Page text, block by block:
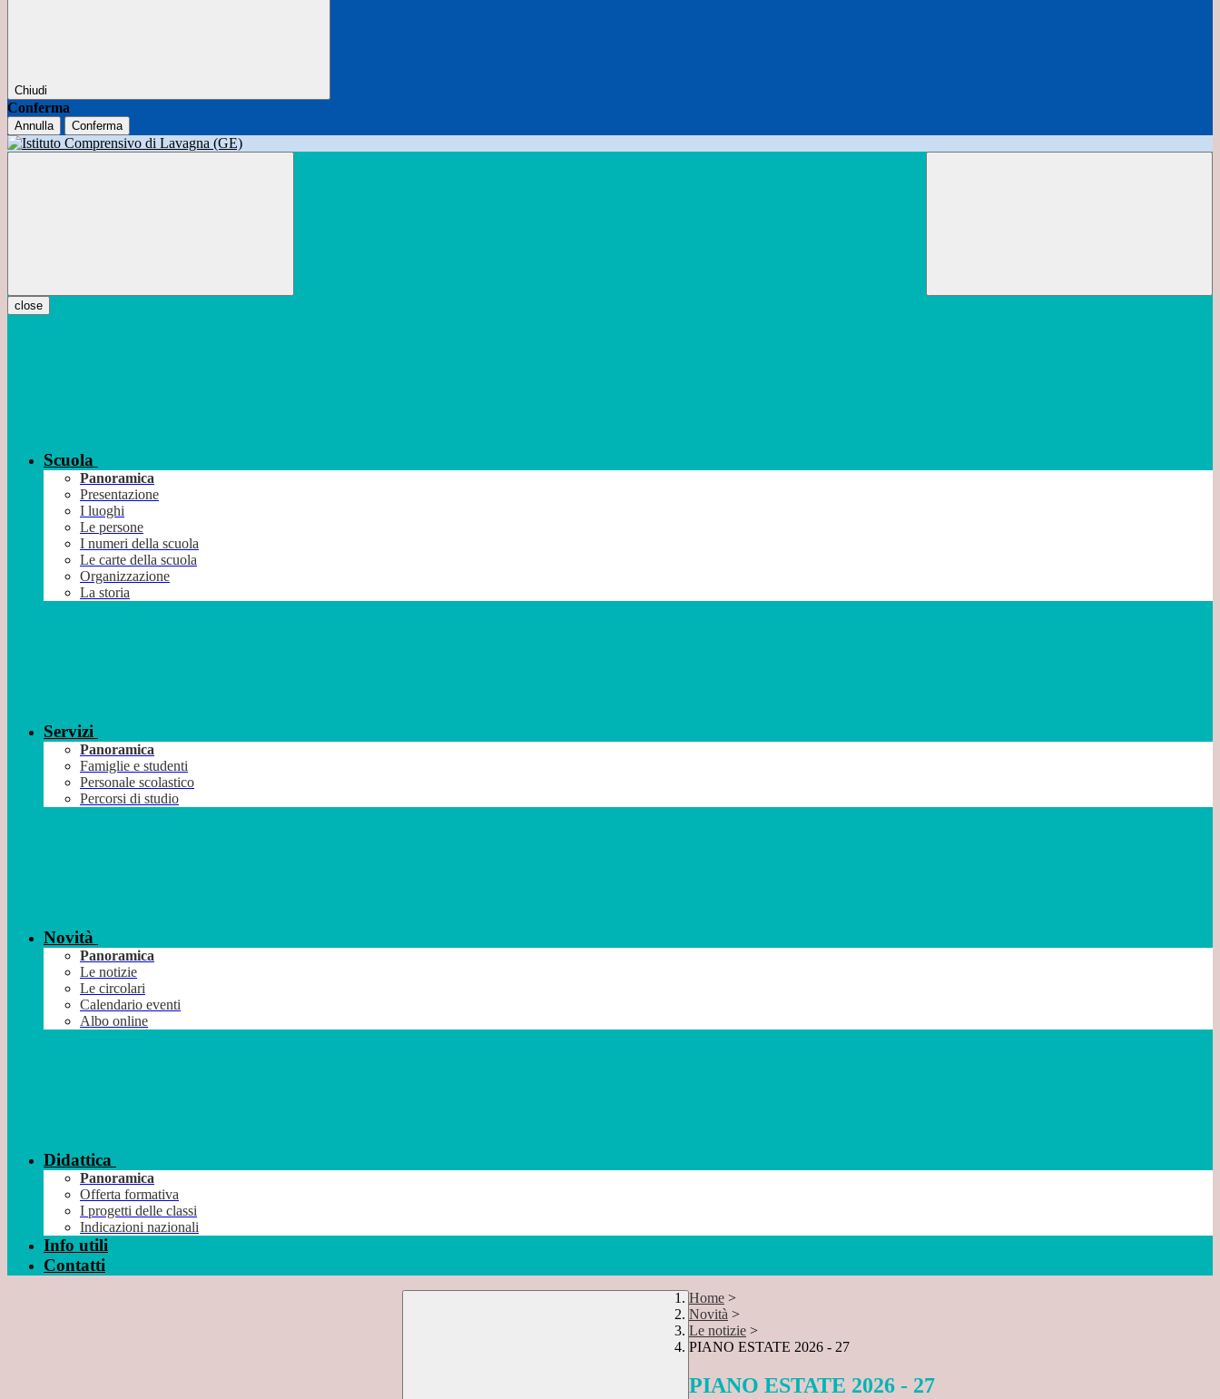
Chiudi
Conferma
Annulla Conferma
close
Scuola
Panoramica
Presentazione
I luoghi
Le persone
I numeri della scuola
Le carte della scuola
Organizzazione
La storia
Servizi
Panoramica
Famiglie e studenti
Personale scolastico
Percorsi di studio
Novità
Panoramica
Le notizie
Le circolari
Calendario eventi
Albo online
Didattica
Panoramica
Offerta formativa
I progetti delle classi
Indicazioni nazionali
Info utili
Contatti
Home >
Novità >
Le notizie >
PIANO ESTATE 2026 - 27
PIANO ESTATE 2026 - 27